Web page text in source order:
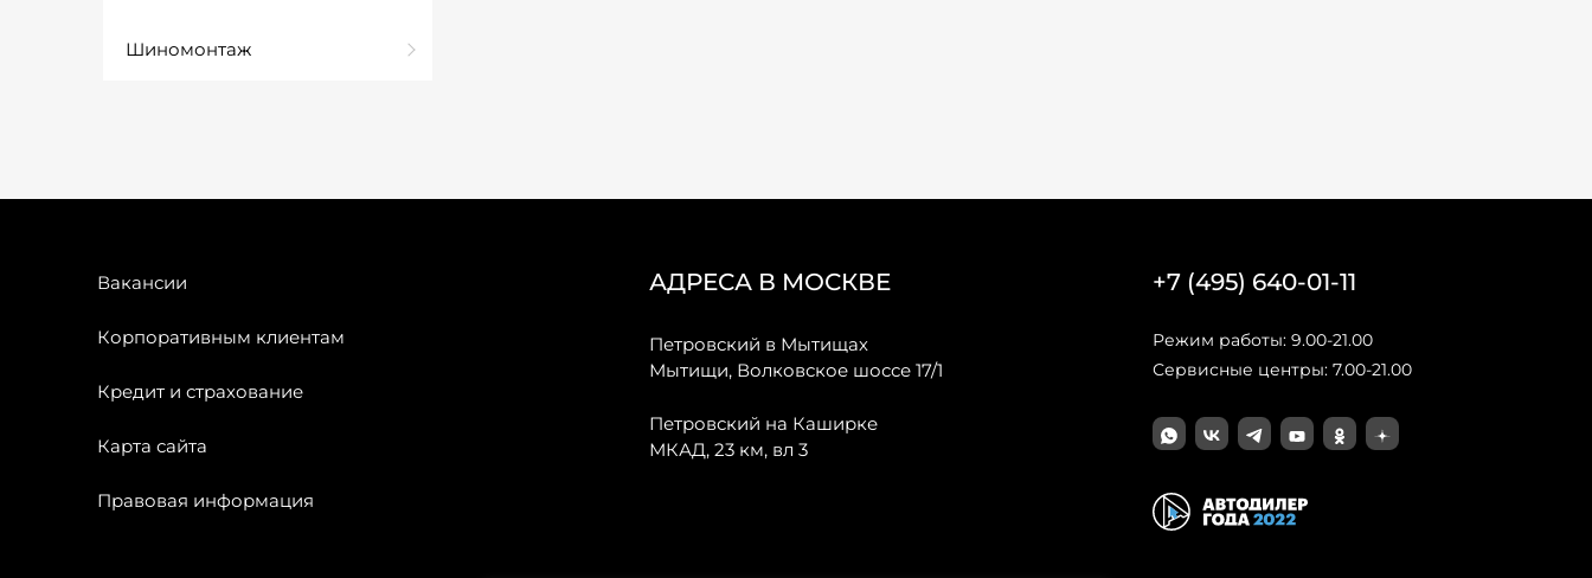
Шиномонтаж
Вакансии
Корпоративным клиентам
Кредит и страхование
Карта сайта
Правовая информация
АДРЕСА В МОСКВЕ
Петровский в Мытищах
Мытищи, Волковское шоссе 17/1
Петровский на Каширке
МКАД, 23 км, вл 3
+7 (495) 640-01-11
Режим работы: 9.00-21.00
Сервисные центры: 7.00-21.00